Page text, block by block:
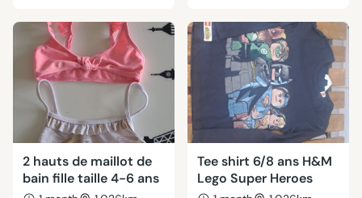
2 hauts de maillot de
bain fille taille 4-6 ans
Tee shirt 6/8 ans H&M
Lego Super Heroes